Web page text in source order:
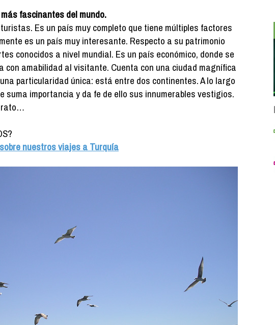
fascinantes del mundo.
Es un país muy completo que tiene múltiples factores
es un país muy interesante. Respecto a su patrimonio
conocidos a nivel mundial. Es un país económico, donde se
con amabilidad al visitante. Cuenta con una ciudad magnífica
particularidad única: está entre dos continentes. A lo largo
suma importancia y da fe de ello sus innumerables vestigios.
rato…
nuestros viajes a Turquía